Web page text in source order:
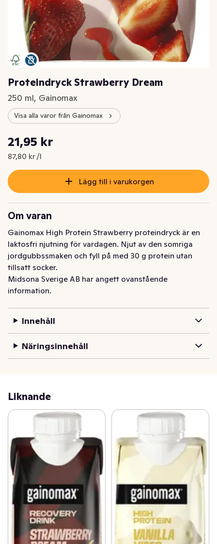
Proteindryck Strawberry Dream
250 ml, Gainomax
Visa alla varor från Gainomax
Nuvarande pris är: 21,95 kr
21,95 kr
87,80 kr /l
Styckpris: 87,80 kr /l
Lägg till i varukorgen
Om varan
Gainomax High Protein Strawberry proteindryck är en
laktosfri njutning för vardagen. Njut av den somriga
jordgubbssmaken och fyll på med 30 g protein utan
tillsatt socker.
Midsona Sverige AB har angett ovanstående
information.
Innehåll
Näringsinnehåll
Liknande